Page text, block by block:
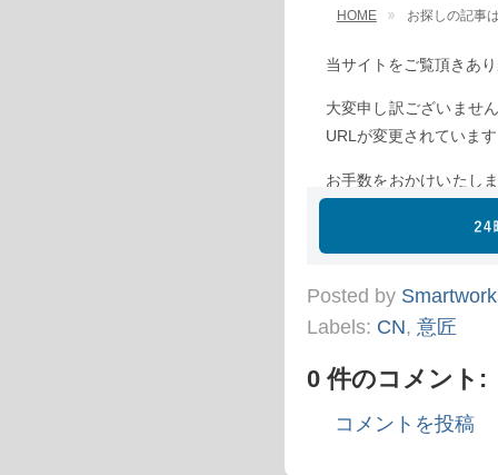
Posted by
Labels: CN, 意匠
0 件のコメント:
コメントを投稿